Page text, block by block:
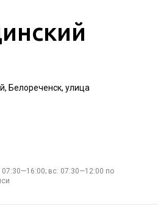
Белореченск, улица
07:30—16:00; вс: 07:30—12:00 по